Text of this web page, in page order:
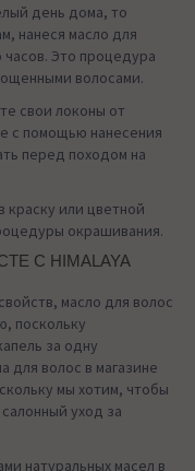
день дома, то
нанеся масло для
часов. Это процедура
волосами.
свои локоны от
с помощью нанесения
перед походом на
краску или цветной
окрашивания.
С HIMALAYA
масло для волос
поскольку
за одну
для волос в магазине
мы хотим, чтобы
уход за
натуральных масел в